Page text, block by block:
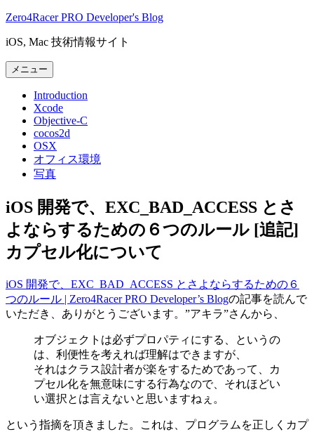
コ
テ
ン
ツ
Zero4Racer PRO Developer's Blog
iOS, Mac 技術情報サイト
メニュー
Introduction
Xcode
Objective-C
cocos2d
OSX
オフィス環境
写真
iOS 開発で、EXC_BAD_ACCESS とさ
よならするための６つのルール [追記]
カプセル化について
iOS 開発で、EXC_BAD_ACCESS とさよならするための６
つのルール | Zero4Racer PRO Developer’s Blogの記事を読んで
いただき、ありがとうございます。”アキラ”さんから、
オブジェクトは必ずプロパティにする、というの
は、利便性を考えれば理解はできますが、
それはクラス設計者が楽をするためであって、カ
プセル化を無意味にする行為なので、それほどい
い選択とは言えないと思いますねぇ。
という指摘を頂きました。これは、プログラムを正しくカプ